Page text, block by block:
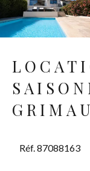
Réf. 87088163